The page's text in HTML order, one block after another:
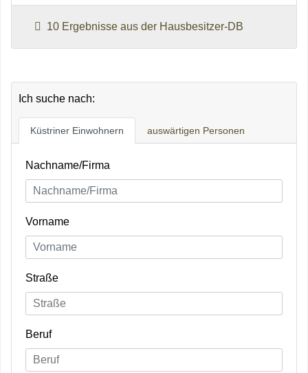
10 Ergebnisse aus der Hausbesitzer-DB
Ich suche nach:
Küstriner Einwohnern auswärtigen Personen
Nachname/Firma
Vorname
Straße
Beruf